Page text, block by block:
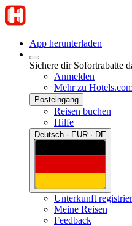
App herunterladen
Sichere dir Sofortrabatte
Anmelden
Mehr zu
Posteingang
Reisen buchen
Hilfe
Deutsch · EUR · DE
Unterkunft
Meine Reisen
Feedback